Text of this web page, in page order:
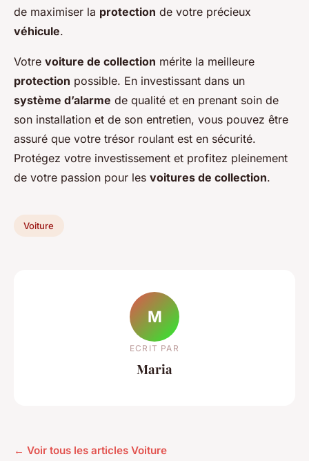
de maximiser la protection de votre précieux
véhicule.
Votre voiture de collection mérite la meilleure
protection possible. En investissant dans un
système d’alarme de qualité et en prenant soin de
son installation et de son entretien, vous pouvez être
assuré que votre trésor roulant est en sécurité.
Protégez votre investissement et profitez pleinement
de votre passion pour les voitures de collection.
Voiture
M
ECRIT PAR
Maria
← Voir tous les articles Voiture